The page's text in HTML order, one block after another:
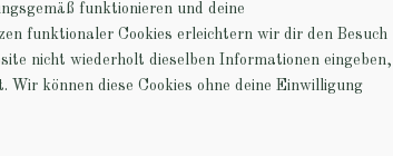
funktionieren und deine
funktionaler Cookies erleichtern wir dir den Besuch
nicht wiederholt dieselben Informationen eingeben,
können diese Cookies ohne deine Einwilligung